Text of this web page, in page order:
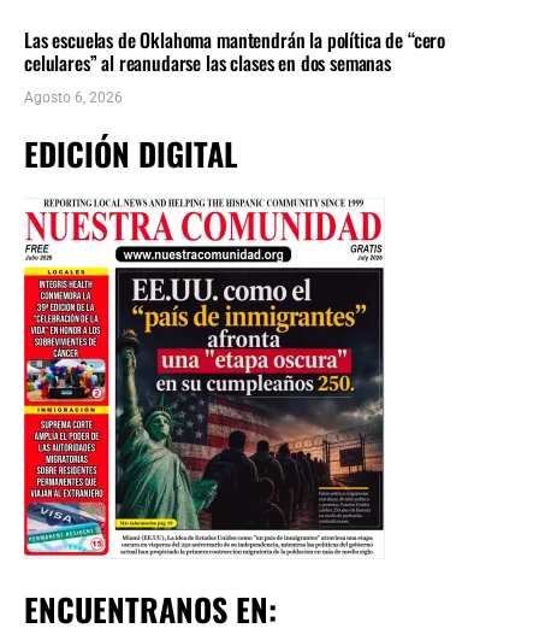
Las escuelas de Oklahoma mantendrán la política de “cero
celulares” al reanudarse las clases en dos semanas
Agosto 6, 2026
EDICIÓN DIGITAL
ENCUENTRANOS EN: